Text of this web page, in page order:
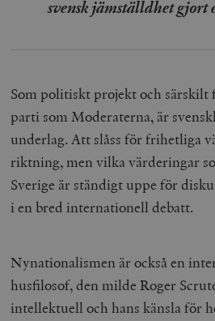
svensk jämställdhet
Som politiskt projekt och särskilt
parti som Moderaterna, är
underlag. Att slåss för frihetliga
riktning, men vilka värderingar
Sverige är ständigt uppe för
i en bred internationell debatt.
Nynationalismen är också en
husfilosof, den milde Roger
intellektuell och hans känsla för